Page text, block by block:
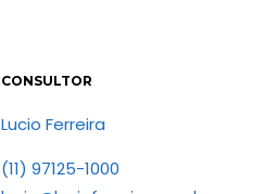
CONSULTOR
Lucio Ferreira
(11) 97125-1000